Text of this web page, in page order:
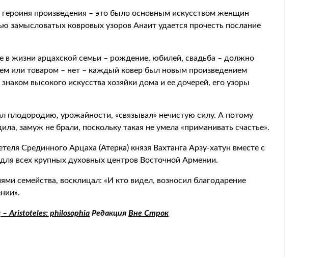
героиня произведения – это было основным искусством женщин
замысловатых ковровых узоров Анаит удается прочесть послание
в жизни арцахской семьи – рождение, юбилей, свадьба – должно
или товаром – нет – каждый ковер был новым произведением
высокого искусства хозяйки дома и ее дочерей, его узоры
плодородию, урожайности, «связывал» нечистую силу. А потому
замуж не брали, поскольку такая не умела «приманивать счастье».
Срединного Арцаха (Атерка) князя Вахтанга Арзу-хатун вместе с
всех крупных духовных центров Восточной Армении.
семейства, восклицал: «И кто видел, возносил благодарение
– Aristoteles: philosophia Редакция Вне Строк